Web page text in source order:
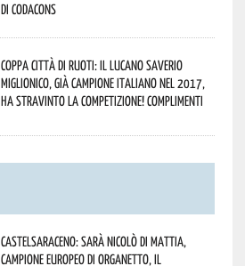
di Codacons
Coppa Città di Ruoti: il lucano Saverio
Miglionico, già campione italiano nel 2017,
ha stravinto la competizione! Complimenti
Castelsaraceno: sarà Nicolò Di Mattia,
Campione Europeo di Organetto, il